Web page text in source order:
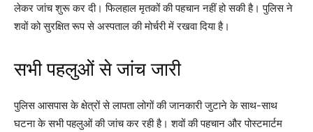
लेकर जांच शुरू कर दी। फिलहाल मृतकों की पहचान नहीं हो सकी है। पुलिस ने
शवों को सुरक्षित रूप से अस्पताल की मोर्चरी में रखवा दिया है।
सभी पहलुओं से जांच जारी
पुलिस आसपास के क्षेत्रों से लापता लोगों की जानकारी जुटाने के साथ-साथ
घटना के सभी पहलुओं की जांच कर रही है। शवों की पहचान और पोस्टमार्टम